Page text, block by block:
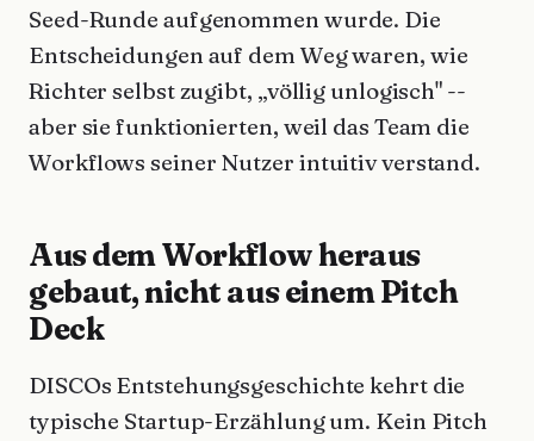
Seed-Runde aufgenommen wurde. Die
Entscheidungen auf dem Weg waren, wie
Richter selbst zugibt, „völlig unlogisch" --
aber sie funktionierten, weil das Team die
Workflows seiner Nutzer intuitiv verstand.
Aus dem Workflow heraus
gebaut, nicht aus einem Pitch
Deck
DISCOs Entstehungsgeschichte kehrt die
typische Startup-Erzählung um. Kein Pitch